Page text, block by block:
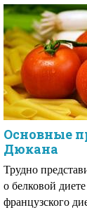
Основные
Дюкана
Трудно
о белковой
французского